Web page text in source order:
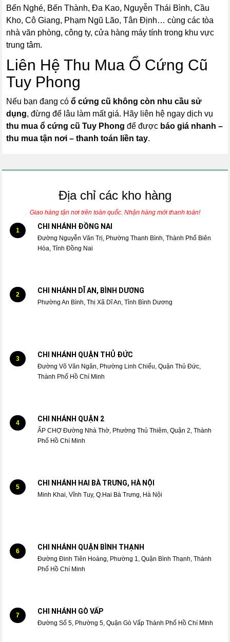
Bến Nghé, Bến Thành, Đa Kao, Nguyễn Thái Bình, Cầu
Kho, Cô Giang, Phạm Ngũ Lão, Tân Định… cùng các tòa
nhà văn phòng, công ty, cửa hàng máy tính trong khu vực
trung tâm.
Liên Hệ Thu Mua Ổ Cứng Cũ
Tuy Phong
Nếu bạn đang cóổ cứng cũ không còn nhu cầu sử
dụng, đừng để lâu làm mất giá. Hãy liên hệ ngay dịch vụ
thu mua ổ cứng cũ Tuy Phong để được báo giá nhanh –
thu mua tận nơi – thanh toán liền tay.
Địa chỉ các kho hàng
Giao hàng tận nơi trên toàn quốc. Nhận hàng mới thanh toán!
1 CHI NHÁNH ĐỒNG NAI
Đường Nguyễn Văn Trị, Phường Thanh Bình, Thành Phố Biên
Hòa, Tỉnh Đồng Nai
2 CHI NHÁNH DĨ AN, BÌNH DƯƠNG
Phường An Bình, Thị Xã Dĩ An, Tỉnh Bình Dương
3 CHI NHÁNH QUẬN THỦ ĐỨC
Đường Võ Văn Ngân, Phường Linh Chiểu, Quận Thủ Đức,
Thành Phố Hồ Chí Minh
4 CHI NHÁNH QUẬN 2
ẤP CHỢ Đường Nhà Thờ, Phường Thủ Thiêm, Quận 2, Thành
Phố Hồ Chí Minh
5 CHI NHÁNH HAI BÀ TRƯNG, HÀ NỘI
Minh Khai, Vĩnh Tuy, Q.Hai Bà Trưng, Hà Nội
6 CHI NHÁNH QUẬN BÌNH THẠNH
Đường Đinh Tiên Hoàng, Phường 1, Quận Bình Thạnh, Thành
Phố Hồ Chí Minh
7 CHI NHÁNH GÒ VẤP
Đường Số 5, Phường 5, Quận Gò Vấp Thành Phố Hồ Chí MInh